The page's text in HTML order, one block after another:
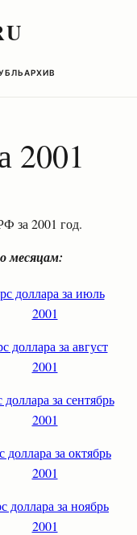
АРХИВ
2001
за 2001 год.
месяцам:
доллара за июль
2001
доллара за август
2001
доллара за сентябрь
2001
доллара за октябрь
2001
доллара за ноябрь
2001